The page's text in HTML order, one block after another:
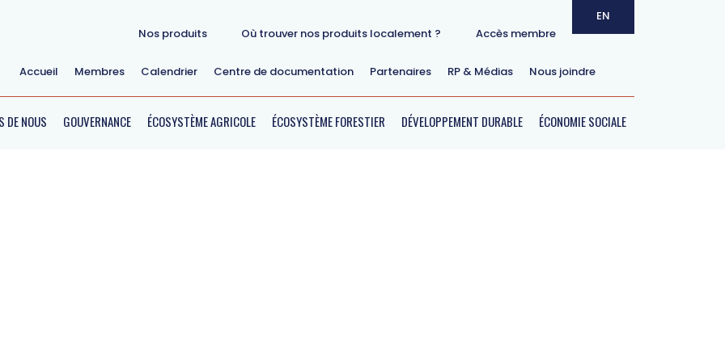
Nos produits Où trouver nos produits localement ? Accès membre
EN
Accueil Membres Calendrier Centre de documentation Partenaires RP & Médias Nous joindre
DE NOUS GOUVERNANCE ÉCOSYSTÈME AGRICOLE ÉCOSYSTÈME FORESTIER DÉVELOPPEMENT DURABLE ÉCONOMIE SOCIALE